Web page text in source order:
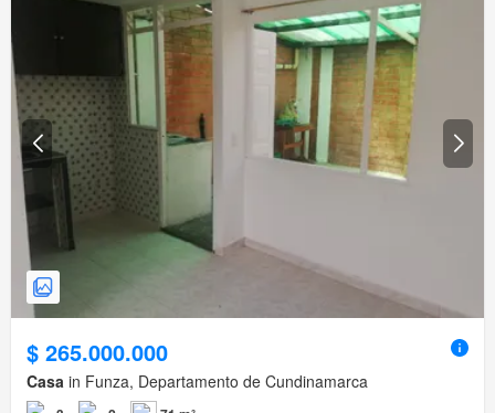
$ 265.000.000
Casa in Funza, Departamento de Cundinamarca